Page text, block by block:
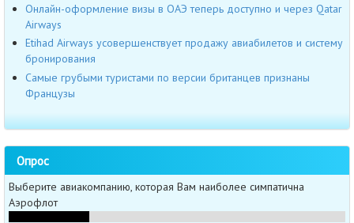
Онлайн-оформление визы в ОАЭ теперь доступно и через Qatar
Airways
Etihad Airways усовершенствует продажу авиабилетов и систему
бронирования
Самые грубыми туристами по версии британцев признаны
Французы
Опрос
Выберите авиакомпанию, которая Вам наиболее симпатична
Аэрофлот